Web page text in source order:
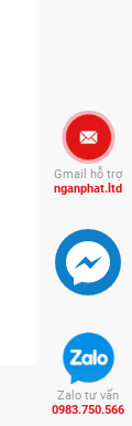
Gmail hỗ trợ
nganphat.ltd
Zalo tư vấn
0983.750.566